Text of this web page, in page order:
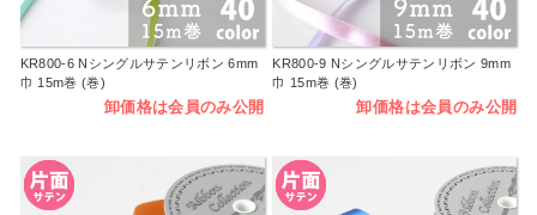
KR800-6 Nシングルサテンリボン 6mm
巾 15m巻 (巻)
卸価格は会員のみ公開
KR800-9 Nシングルサテンリボン 9mm
巾 15m巻 (巻)
卸価格は会員のみ公開